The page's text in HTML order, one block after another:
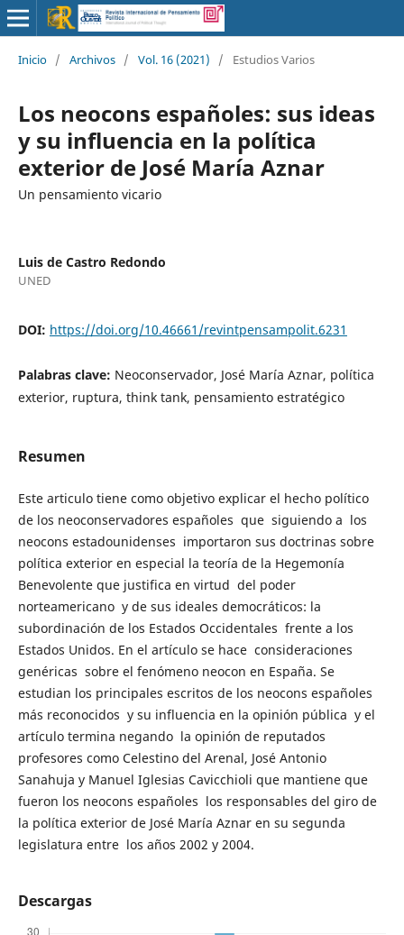
Inicio / Archivos / Vol. 16 (2021) / Estudios Varios
Los neocons españoles: sus ideas
y su influencia en la política
exterior de José María Aznar
Un pensamiento vicario
Luis de Castro Redondo
UNED
DOI: https://doi.org/10.46661/revintpensampolit.6231
Palabras clave: Neoconservador, José María Aznar, política
exterior, ruptura, think tank, pensamiento estratégico
Resumen
Este articulo tiene como objetivo explicar el hecho político
de los neoconservadores españoles que siguiendo a los
neocons estadounidenses importaron sus doctrinas sobre
política exterior en especial la teoría de la Hegemonía
Benevolente que justifica en virtud del poder
norteamericano y de sus ideales democráticos: la
subordinación de los Estados Occidentales frente a los
Estados Unidos. En el artículo se hace consideraciones
genéricas sobre el fenómeno neocon en España. Se
estudian los principales escritos de los neocons españoles
más reconocidos y su influencia en la opinión pública y el
artículo termina negando la opinión de reputados
profesores como Celestino del Arenal, José Antonio
Sanahuja y Manuel Iglesias Cavicchioli que mantiene que
fueron los neocons españoles los responsables del giro de
la política exterior de José María Aznar en su segunda
legislatura entre los años 2002 y 2004.
Descargas